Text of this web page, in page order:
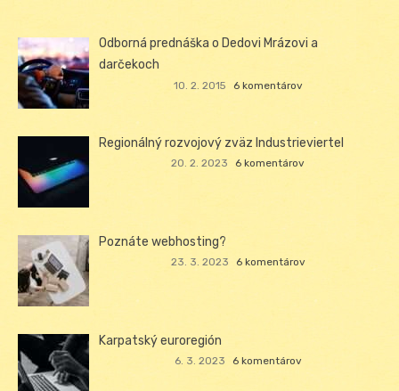
Odborná prednáška o Dedovi Mrázovi a
darčekoch
10. 2. 2015 6 komentárov
Regionálný rozvojový zväz Industrieviertel
20. 2. 2023 6 komentárov
Poznáte webhosting?
23. 3. 2023 6 komentárov
Karpatský euroregión
6. 3. 2023 6 komentárov